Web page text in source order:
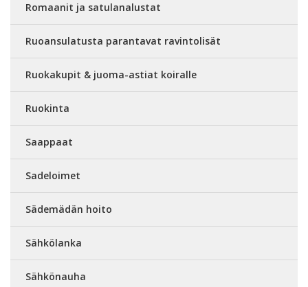
Romaanit ja satulanalustat
Ruoansulatusta parantavat ravintolisät
Ruokakupit & juoma-astiat koiralle
Ruokinta
Saappaat
Sadeloimet
Sädemädän hoito
Sähkölanka
Sähkönauha